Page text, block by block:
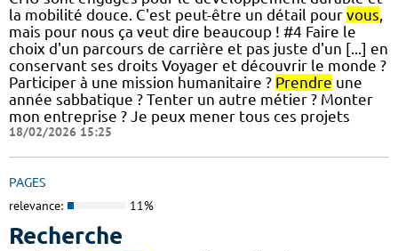
la mobilité douce. C'est peut-être un détail pour vous,
mais pour nous ça veut dire beaucoup ! #4 Faire le
choix d'un parcours de carrière et pas juste d'un [...] en
conservant ses droits Voyager et découvrir le monde ?
Participer à une mission humanitaire ? Prendre une
année sabbatique ? Tenter un autre métier ? Monter
mon entreprise ? Je peux mener tous ces projets
18/02/2026 15:25
PAGES
relevance: 11%
Recherche